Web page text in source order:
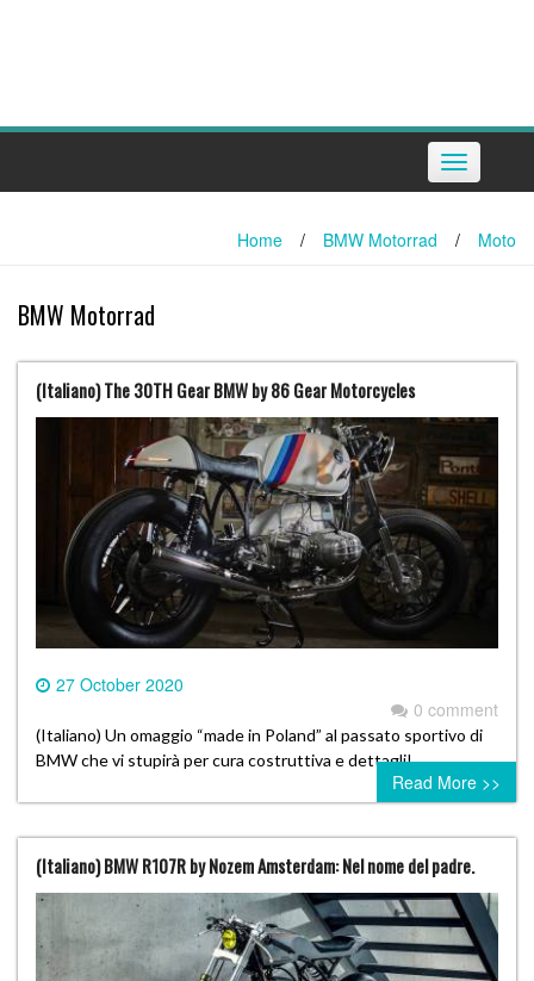
Toggle
navigation
Home / BMW Motorrad / Moto
BMW Motorrad
(Italiano) The 30TH Gear BMW by 86 Gear Motorcycles
27 October 2020
0 comment
(Italiano) Un omaggio “made in Poland” al passato sportivo di
BMW che vi stupirà per cura costruttiva e dettagli!
Read More >>
(Italiano) BMW R107R by Nozem Amsterdam: Nel nome del padre.